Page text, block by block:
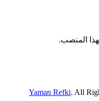
المنصب.
Yaman Refki. All